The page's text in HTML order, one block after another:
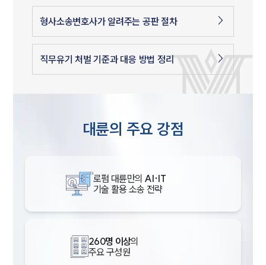
형사소송변호사가 알려주는 공판 절차
직무유기 처벌 기준과 대응 방법 정리
대륜의 주요 강점
로펌 대륜만의 AI·IT
기술 활용 소송 전략
260명 이상의
주요 구성원